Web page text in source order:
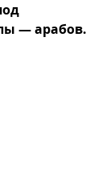
— арабов.